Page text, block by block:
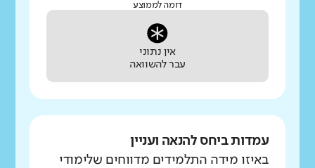
דומה לממוצע
אין נתוני
עבר להשוואה
עמדות ביחס להנאה ועניין
באיזו מידה התלמידים מדווחים שלימודי